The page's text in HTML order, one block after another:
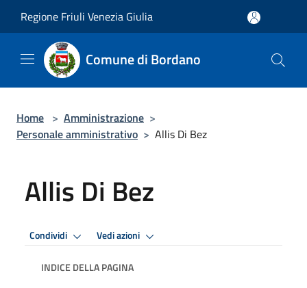
Regione Friuli Venezia Giulia
Comune di Bordano
Home > Amministrazione >
Personale amministrativo > Allis Di Bez
Allis Di Bez
Condividi Vedi azioni
INDICE DELLA PAGINA